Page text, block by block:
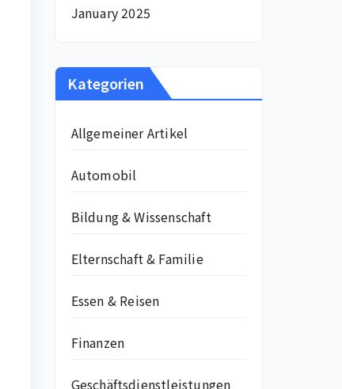
January 2025
Kategorien
Allgemeiner Artikel
Automobil
Bildung & Wissenschaft
Elternschaft & Familie
Essen & Reisen
Finanzen
Geschäftsdienstleistungen